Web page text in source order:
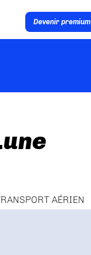
Devenir premium
AÉRIEN